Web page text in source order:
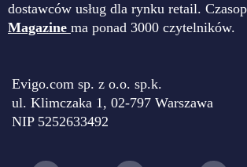
dostawców usług dla rynku retail.
Magazine ma ponad 3000 czytelników.
Evigo.com sp. z o.o. sp.k.
ul. Klimczaka 1, 02-797 Warszawa
NIP 5252633492